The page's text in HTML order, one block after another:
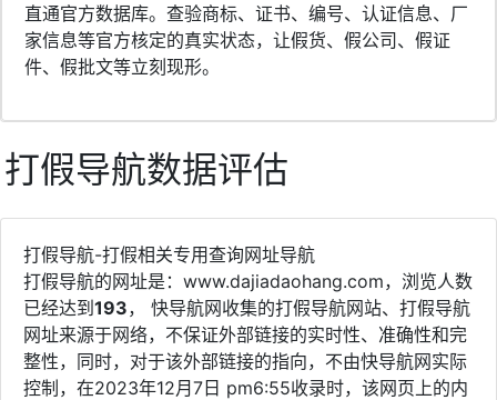
直通官方数据库。查验商标、证书、编号、认证信息、厂
家信息等官方核定的真实状态，让假货、假公司、假证
件、假批文等立刻现形。
打假导航数据评估
打假导航-打假相关专用查询网址导航
打假导航的网址是：www.dajiadaohang.com，浏览人数
已经达到193， 快导航网收集的打假导航网站、打假导航
网址来源于网络，不保证外部链接的实时性、准确性和完
整性，同时，对于该外部链接的指向，不由快导航网实际
控制，在2023年12月7日 pm6:55收录时，该网页上的内